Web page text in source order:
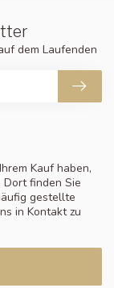
Kauf haben,
finden Sie
gestellte
in Kontakt zu
dem Laufenden